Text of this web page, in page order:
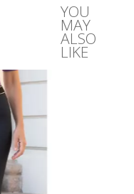
YOU
MAY
ALSO
LIKE